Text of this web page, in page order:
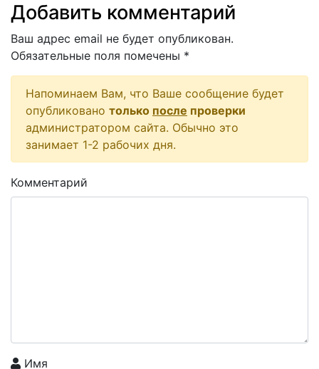
Добавить комментарий
Ваш адрес email не будет опубликован.
Обязательные поля помечены *
Напоминаем Вам, что Ваше сообщение будет
опубликовано только после проверки
администратором сайта. Обычно это
занимает 1-2 рабочих дня.
Комментарий
Имя